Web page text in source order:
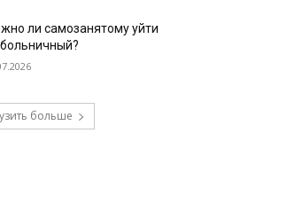
ли самозанятому уйти
больше